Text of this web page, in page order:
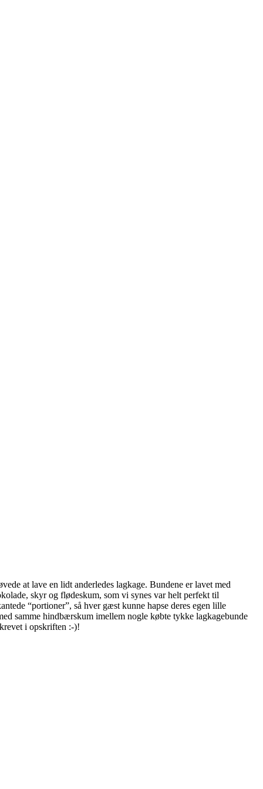
at lave en lidt anderledes lagkage. Bundene er lavet med
skyr og flødeskum, som vi synes var helt perfekt til
“portioner”, så hver gæst kunne hapse deres egen lille
samme hindbærskum imellem nogle købte tykke lagkagebunde
i opskriften :-)!